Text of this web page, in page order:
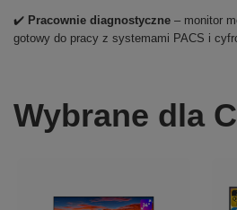
✔️ Pracownie diagnostyczne – monitor
gotowy do pracy z systemami PACS i
Wybrane dla